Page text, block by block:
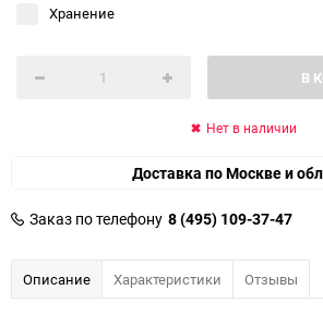
Хранение
В
Нет в наличии
Доставка по Москве и
Заказ по телефону 8 (495) 109-37-47
Описание Характеристики Отзывы